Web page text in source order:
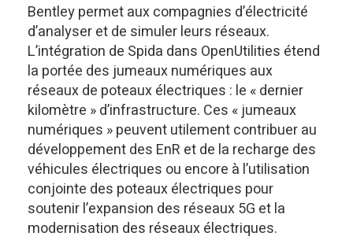
Bentley permet aux compagnies d’électricité
d’analyser et de simuler leurs réseaux.
L’intégration de Spida dans OpenUtilities étend
la portée des jumeaux numériques aux
réseaux de poteaux électriques : le « dernier
kilomètre » d’infrastructure. Ces « jumeaux
numériques » peuvent utilement contribuer au
développement des EnR et de la recharge des
véhicules électriques ou encore à l’utilisation
conjointe des poteaux électriques pour
soutenir l’expansion des réseaux 5G et la
modernisation des réseaux électriques.